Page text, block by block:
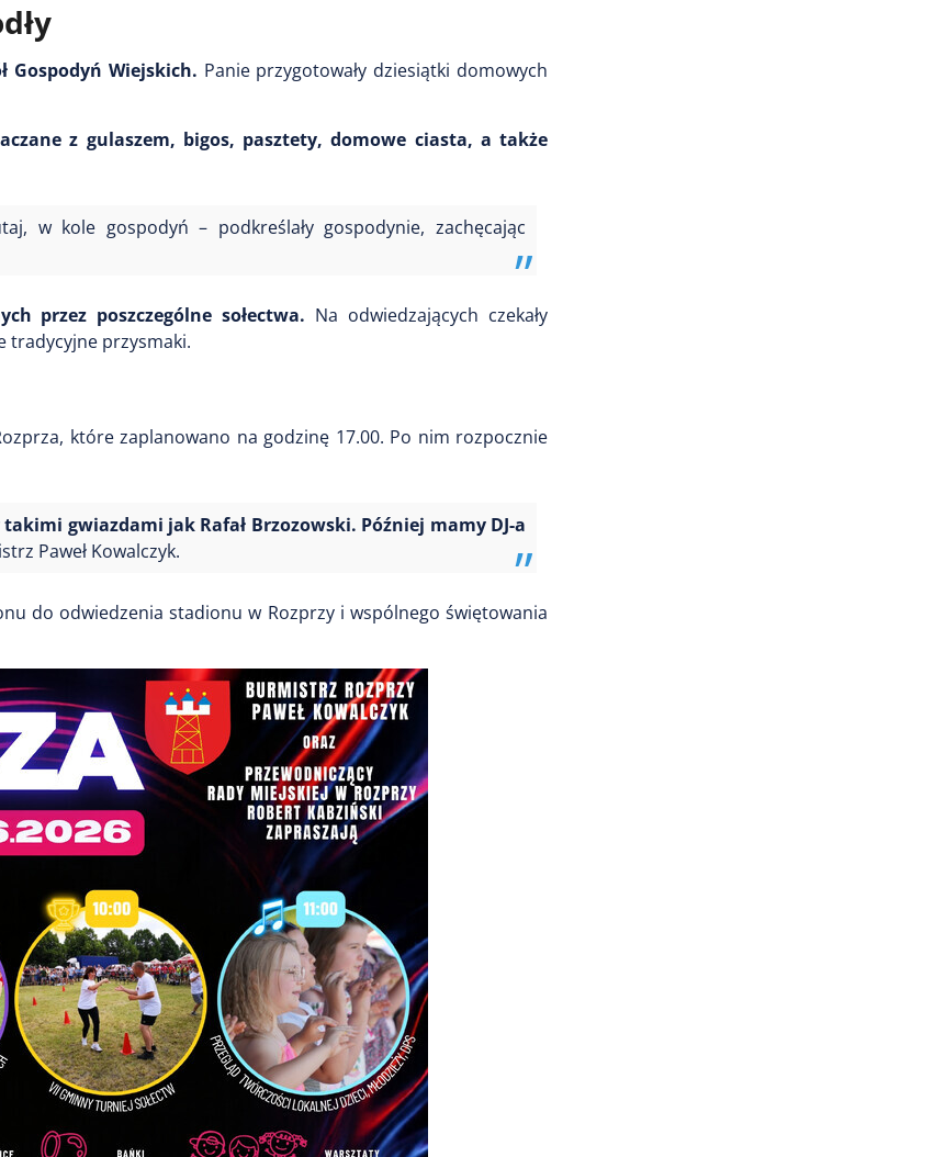
Gospodyń Wiejskich. Panie przygotowały dziesiątki domowych
z gulaszem, bigos, pasztety, domowe ciasta, a także
w kole gospodyń – podkreślały gospodynie, zachęcając
przez poszczególne sołectwa. Na odwiedzających czekały
tradycyjne przysmaki.
które zaplanowano na godzinę 17.00. Po nim rozpocznie
gwiazdami jak Rafał Brzozowski. Później mamy DJ-a
Paweł Kowalczyk.
do odwiedzenia stadionu w Rozprzy i wspólnego świętowania